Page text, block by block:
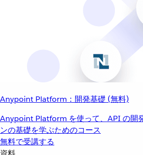
Anypoint Platform：開発基礎 (無料)
Anypoint Platform を使って、API の開
ンの基礎を学ぶためのコース
無料で受講する